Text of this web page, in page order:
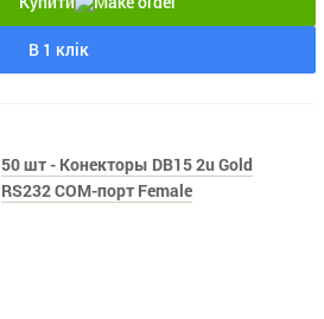
В 1 клік
50 шт - Конекторы DB15 2u Gold
RS232 COM-порт Female